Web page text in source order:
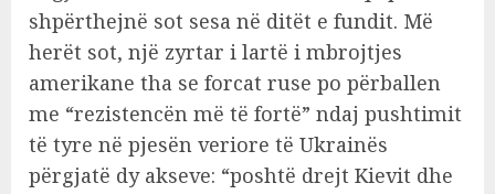
shpërthejnë sot sesa në ditët e fundit. Më
herët sot, një zyrtar i lartë i mbrojtjes
amerikane tha se forcat ruse po përballen
me “rezistencën më të fortë” ndaj pushtimit
të tyre në pjesën veriore të Ukrainës
përgjatë dy akseve: “poshtë drejt Kievit dhe